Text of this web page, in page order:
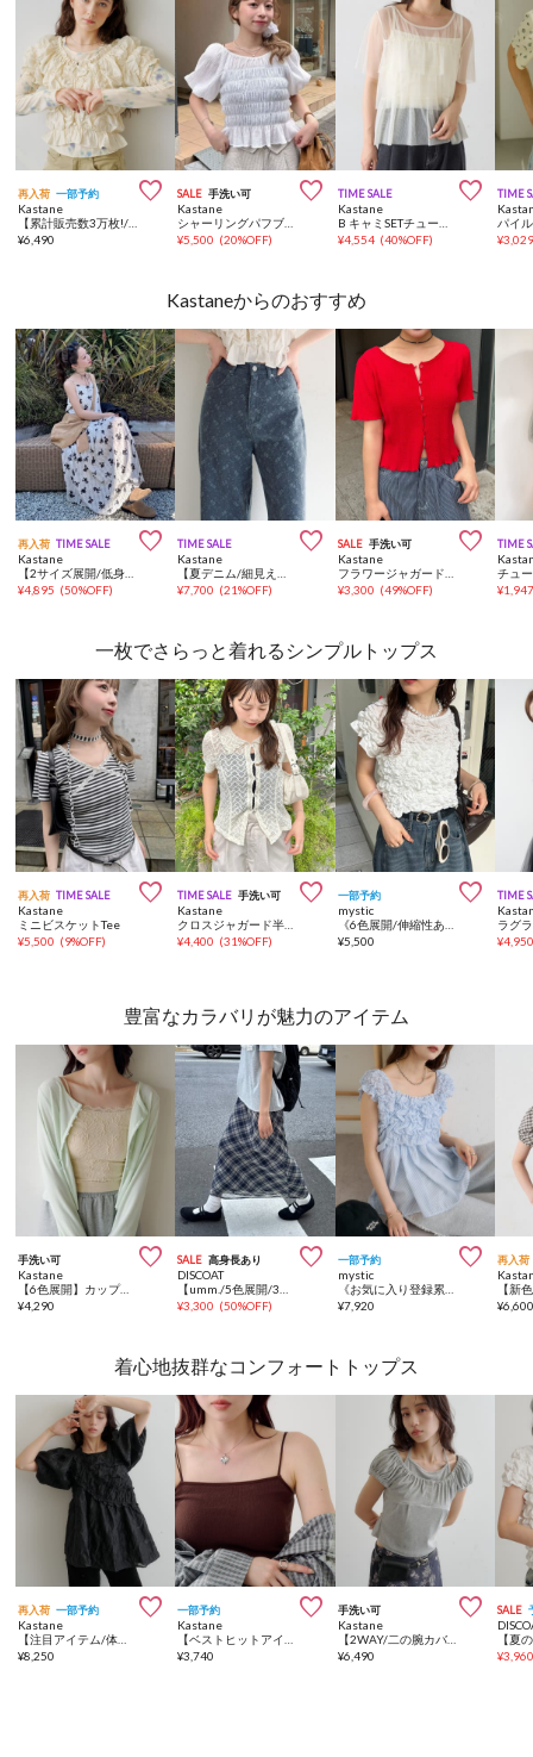
再入荷 一部予約 
Kastane
¥6,490
SALE 手洗い可 
Kastane
¥5,500 (20%OFF)
TIME SALE 
Kastane
¥4,554 (40%OFF)
TIME
パイ
¥
Kastaneからのおすすめ
再入荷 TIME SALE 
Kastane
【2サイズ展開/低身長サイズ】ドットフラワーキャミワンピース
¥4,895 (50%OFF)
TIME SALE 
Kastane
【夏デニム/細見え◎/美脚パンツ/２サイズ展開】フラワーエンブロイダリーデニム
¥7,700 (21%OFF)
SALE 手洗い可 
Kastane
フラワージャガードニットカーディガン
¥3,300 (49%OFF)
TIME
¥
一枚でさらっと着れるシンプルトップス
再入荷 TIME SALE 
Kastane
ミニビスケットTee
¥5,500 (9%OFF)
TIME SALE 手洗い可 
Kastane
¥4,400 (31%OFF)
一部予約 
mystic
¥5,500
TIME
ラグ
¥
豊富なカラバリが魅力のアイテム
手洗い可 
Kastane
【6色展開】カップ付きフラワージャガードキャミ
¥4,290
SALE 高身長あり 
DISCOAT
¥3,300 (50%OFF)
一部予約 
mystic
¥7,920
再入荷
¥
着心地抜群なコンフォートトップス
再入荷 一部予約 
Kastane
¥8,250
一部予約 
Kastane
¥3,740
手洗い可 
Kastane
【2WAY/二の腕カバー】ホルターコンパクトtee
¥6,490
SALE
¥